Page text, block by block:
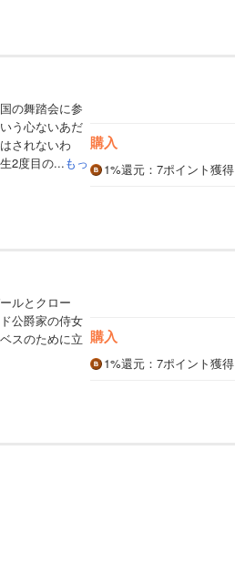
の舞踏会に参
う心ないあだ
されないわ
2度目の...もっ
購入
1%還元 ：7ポイント獲得
ルとクロー
公爵家の侍女
スのために立 購入
1%還元 ：7ポイント獲得